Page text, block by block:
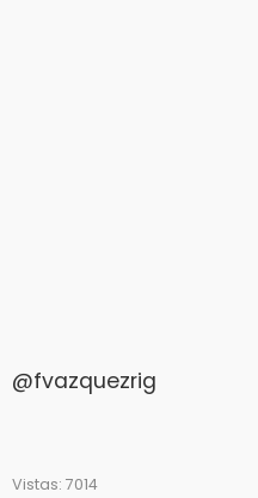
@fvazquezrig
Vistas: 7014